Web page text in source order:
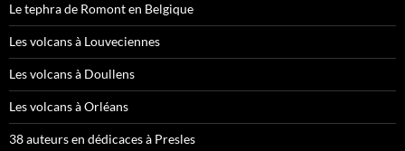
Le tephra de Romont en Belgique
Les volcans à Louveciennes
Les volcans à Doullens
Les volcans à Orléans
38 auteurs en dédicaces à Presles